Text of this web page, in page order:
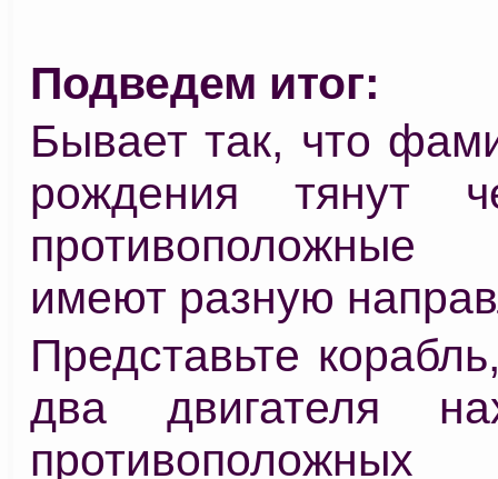
Подведем итог:
Бывает так, что
рождения тянут
имеют разную
Представьте
два двигателя